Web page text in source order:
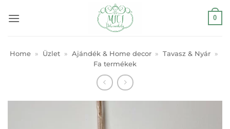
0
Home » Üzlet » Ajándék & Home decor » Tavasz & Nyár »
Fa termékek